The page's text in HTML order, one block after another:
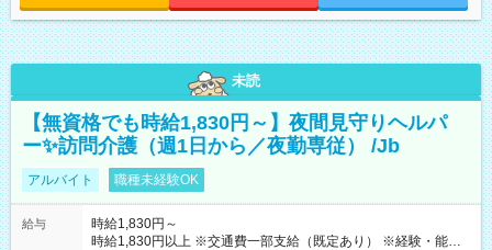
未読
【無資格でも時給1,830円～】夜間見守りヘルパ
ー✨訪問介護（週1日から／夜勤専従） /Jb
アルバイト 職種未経験OK
給与
時給1,830円～
時給1,830円以上 ※交通費一部支給（既定あり） ※経験・能力を